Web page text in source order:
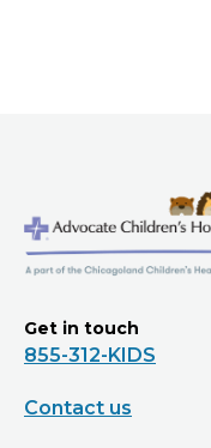
Get in touch
855-312-KIDS
Contact us